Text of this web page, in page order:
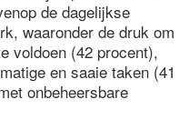
de dagelijkse
waaronder de druk om
voldoen (42 procent),
en saaie taken (41
onbeheersbare